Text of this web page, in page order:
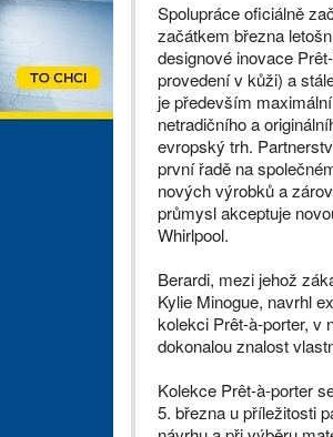
Spolupráce oficiálně
začátkem března
designové inovace
provedení v kůži) a
je především
netradičního a
evropský trh.
první řadě na
nových výrobků a
průmysl akceptuje
Whirlpool.
Berardi, mezi jehož
Kylie Minogue, navrhl
kolekci Prêt-à-porter, v
dokonalou znalost
Kolekce Prêt-à-porter
5. března u příležitosti